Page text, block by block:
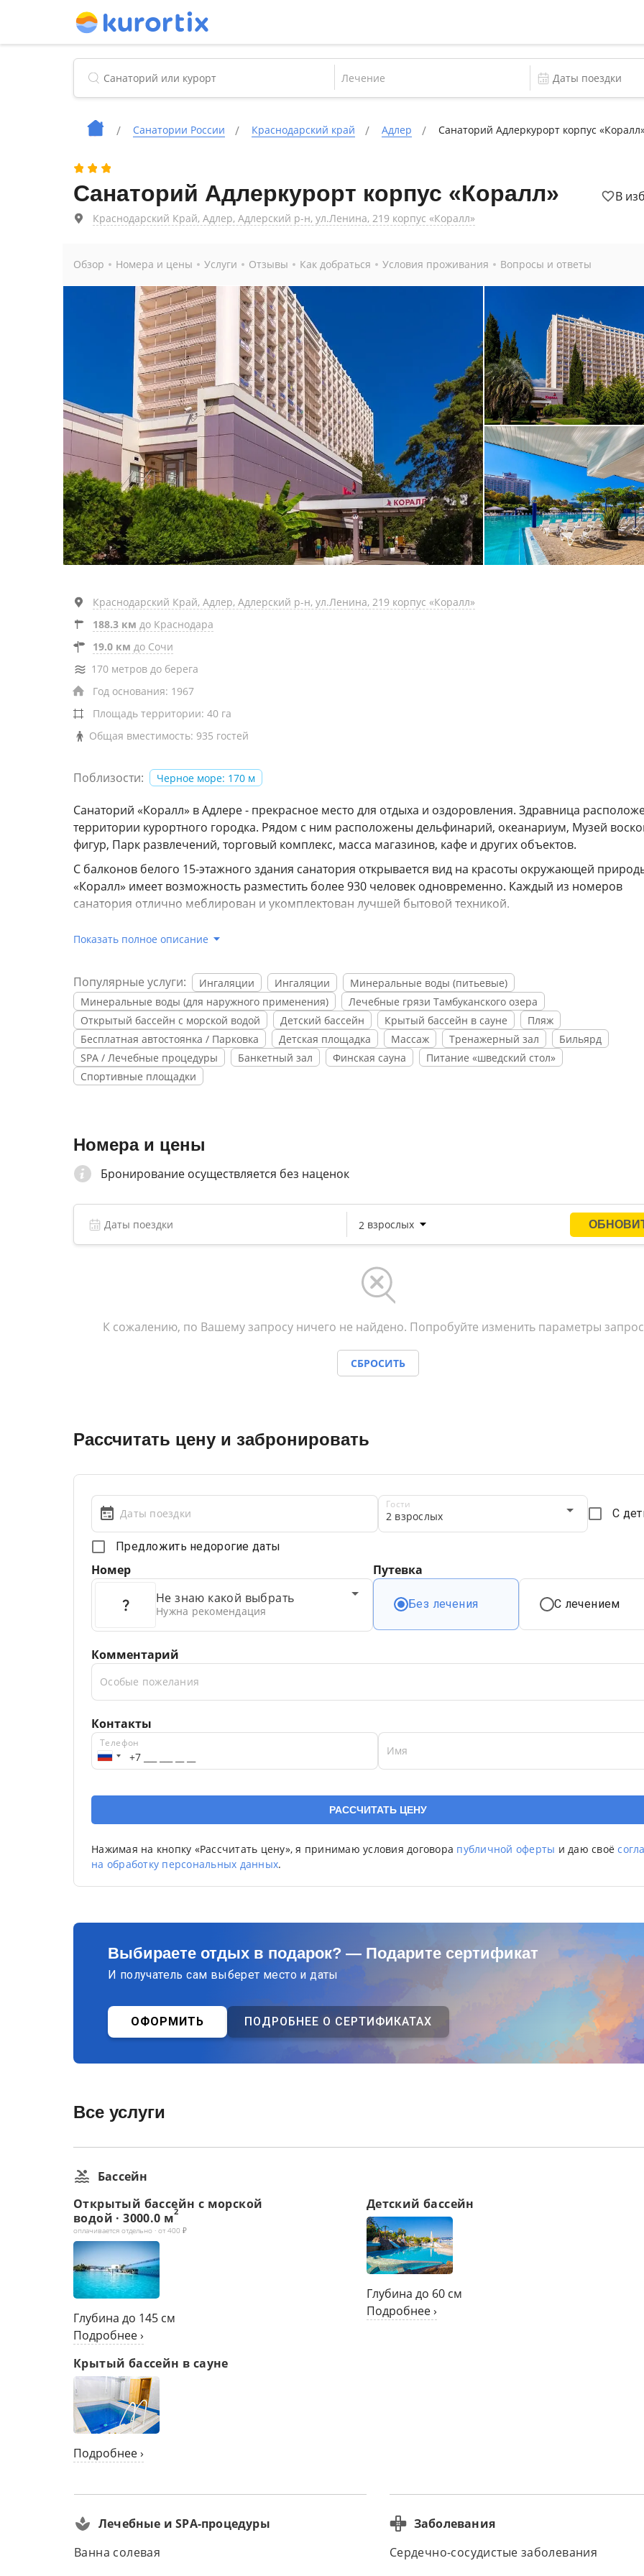
Лечение
Cанатории России Краснодарский край Адлер Санаторий Адлеркурорт корпус
Санаторий Адлеркурорт корпус «Коралл»
Краснодарский Край, Адлер, Адлерский р-н, ул.Ленина, 219 корпус «Коралл»
В
Обзор Номера и цены Услуги Отзывы Как добраться Условия проживания Вопросы и ответы
Краснодарский Край, Адлер, Адлерский р-н, ул.Ленина, 219 корпус «Коралл»
188.3 км до Краснодара
19.0 км до Сочи
170 метров до берега
Год основания: 1967
Площадь территории: 40 га
Общая вместимость: 935 гостей
Поблизости: Черное море: 170 м
Санаторий «Коралл» в Адлере - прекрасное место для отдыха и оздоровления. Здравница
территории курортного городка. Рядом с ним расположены дельфинарий, океанариум, Музей
фигур, Парк развлечений, торговый комплекс, масса магазинов, кафе и других объектов.
С балконов белого 15-этажного здания санатория открывается вид на красоты окружающей
«Коралл» имеет возможность разместить более 930 человек одновременно. Каждый из номеров
санатория отлично меблирован и укомплектован лучшей бытовой техникой.
площадок для занятий волейболом, футболом, баскетболом, теннисом, стритболом, бадминтоном,
косметологический и массажный кабинеты, парикмахерская, салон красоты.
В инфраструктуре для юных постояльцев отеля “Коралл” в Адлере – детские бассейны, открытые
площадки и игровые комнаты парк с аттракционами. Регулярно проводятся дискотеки для детей,
анимационные мероприятия.
Показания к лечению: псориаз, экземы, нейродерматозы, профессиональные заболевания кожи,
дерматомиозит, красный плоский лишай, себорея, послеожоговые рубцы и другие хронические
Показать полное описание
Популярные услуги: Ингаляции Ингаляции
Минеральные воды (питьевые)
Минеральные воды (для наружного применения)
Лечебные грязи Тамбуканского озера
Открытый бассейн с морской водой
Детский бассейн Крытый бассейн в сауне
Пляж
Бесплатная автостоянка / Парковка
Детская площадка Массаж Тренажерный зал
Бильярд
SPA / Лечебные процедуры
Банкетный зал Финская сауна
Питание «шведский стол»
Спортивные площадки
Номера и цены
Бронирование осуществляется без наценок
К сожалению, по Вашему запросу ничего не найдено. Попробуйте изменить параметры
СБРОСИТЬ
Рассчитать цену и забронировать
Даты поездки
Предложить недорогие даты
Гости
2 взрослых С
Номер
Не знаю какой выбрать
Нужна рекомендация
Путевка
Без лечения С лечением
Комментарий
Особые пожелания
Контакты
Телефон
Имя
Нажимая на кнопку «Рассчитать цену», я принимаю условия договора публичной оферты и даю своё
на обработку персональных данных.
Выбираете отдых в подарок? — Подарите сертификат
И получатель сам выберет место и даты
ОФОРМИТЬ ПОДРОБНЕЕ О СЕРТИФИКАТАХ
Все услуги
Бассейн
Открытый бассейн с морской
водой · 3000.0 м2
оплачивается отдельно · от 400 ₽
Глубина до 145 см
Подробнее ›
Детский бассейн
Глубина до 60 см
Подробнее ›
Крытый бассейн в сауне
Подробнее ›
Лечебные и SPA-процедуры
Ванна солевая
Заболевания
Сердечно-сосудистые заболевания